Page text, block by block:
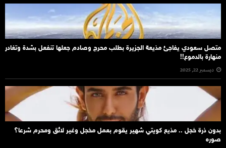
متصل سعودي يفاجئ مذيعة الجزيرة بطلب محرج وصادم جعلها تنفعل بشدة وتغادر
منهارة بالدموع!!
ديسمبر 22, 2025
بدون ذرة خجل .. مذيع كويتي شهير يقوم بعمل مخجل وغير لائق ومحرم شرعا؟
صوره